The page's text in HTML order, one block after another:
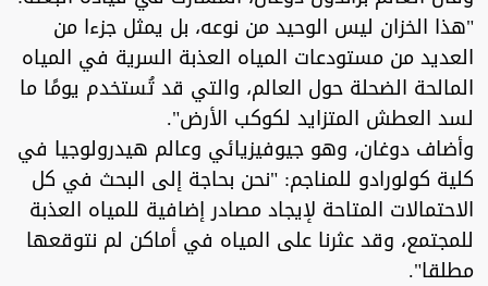
"هذا الخزان ليس الوحيد من نوعه، بل يمثل جزءا من
العديد من مستودعات المياه العذبة السرية في المياه
المالحة الضحلة حول العالم، والتي قد تُستخدم يومًا ما
لسد العطش المتزايد لكوكب الأرض".
وأضاف دوغان، وهو جيوفيزيائي وعالم هيدرولوجيا في
كلية كولورادو للمناجم: "نحن بحاجة إلى البحث في كل
الاحتمالات المتاحة لإيجاد مصادر إضافية للمياه العذبة
للمجتمع، وقد عثرنا على المياه في أماكن لم نتوقعها
مطلقا".